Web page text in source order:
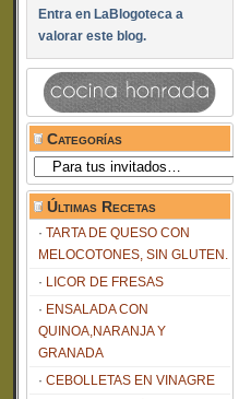
Entra en LaBlogoteca a
valorar este blog.
Categorías
Categorías
Últimas Recetas
TARTA DE QUESO CON
MELOCOTONES, SIN GLUTEN.
LICOR DE FRESAS
ENSALADA CON
QUINOA,NARANJA Y
GRANADA
CEBOLLETAS EN VINAGRE